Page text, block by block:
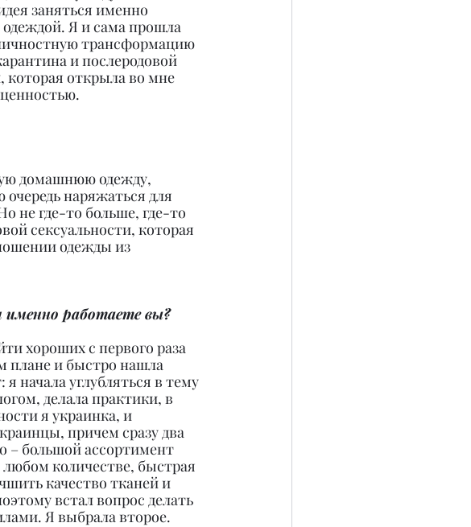
заняться именно
Я и сама прошла
трансформацию
и послеродовой
которая открыла во мне
домашнюю одежду,
наряжаться для
не где-то больше, где-то
сексуальности, которая
одежды из
работаете вы?
хороших с первого раза
плане и быстро нашла
начала углубляться в тему
делала практики, в
я украинка, и
причем сразу два
– большой ассортимент
любом количестве, быстрая
качество тканей и
встал вопрос делать
Я выбрала второе.